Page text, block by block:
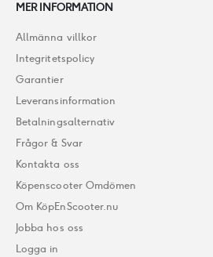
MER INFORMATION
Allmänna villkor
Integritetspolicy
Garantier
Leveransinformation
Betalningsalternativ
Frågor & Svar
Kontakta oss
Köpenscooter Omdömen
Om KöpEnScooter.nu
Jobba hos oss
Logga in